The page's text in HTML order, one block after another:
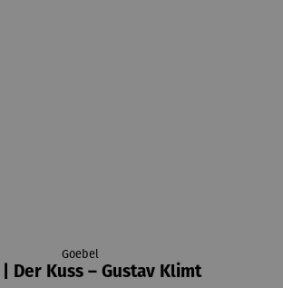
Goebel
Der Kuss – Gustav Klimt